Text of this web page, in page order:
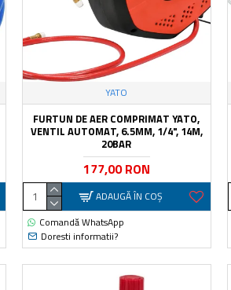
YATO
FURTUN DE AER COMPRIMAT YATO,
VENTIL AUTOMAT, 6.5MM, 1/4", 14M,
20BAR
177,00 RON
ADAUGĂ ÎN COŞ
Comandă WhatsApp
Doresti informatii?